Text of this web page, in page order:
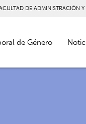
DE ADMINISTRACIÓN
de Género